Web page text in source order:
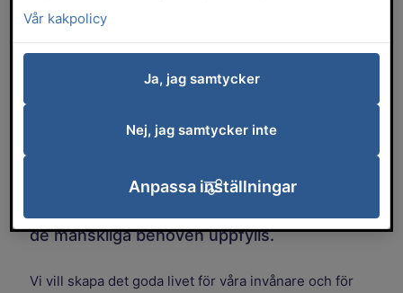
gemensamma framtid och en hållbar
utveckling. Ekologin sätter ramarna och
våra ekosystem och naturens rättigheter.
politiska systemet de medel vi har för att
hållbart Falköping är själva målsättningen,
de mänskliga behoven uppfylls.
Vi vill skapa det goda livet för våra invånare och för
Vår kakpolicy
Ja, jag samtycker
Nej, jag samtycker inte
Anpassa inställningar